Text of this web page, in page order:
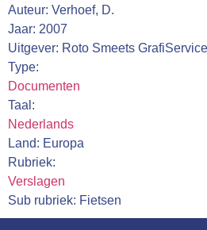
Auteur: Verhoef, D.
Jaar: 2007
Uitgever: Roto Smeets
Type:
Documenten
Taal:
Nederlands
Land: Europa
Rubriek:
Verslagen
Sub rubriek: Fietsen